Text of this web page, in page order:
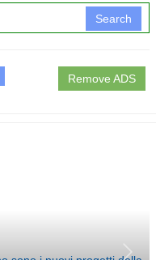
Search
Remove ADS